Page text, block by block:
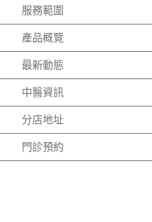
服務範圍
產品概覽
最新動態
中醫資訊
分店地址
門診預約